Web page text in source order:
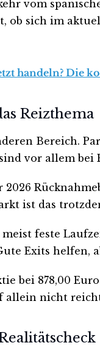
vom
ob sich im
handeln? Die
Reizthema
Bereich.
vor allem
ist das
feste
Exits helfen,
bei 878,00
allein nicht